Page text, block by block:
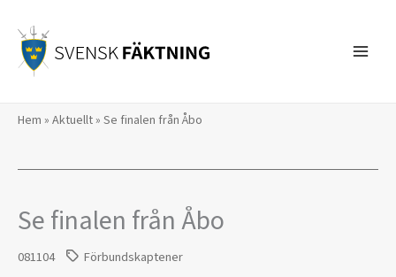
innehåll
Hem » Aktuellt» Se finalen från Åbo
Se finalen från Åbo
081104 Förbundskaptener